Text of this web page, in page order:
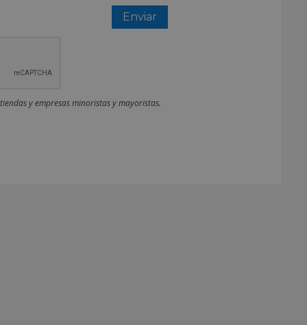
y empresas minoristas y mayoristas.